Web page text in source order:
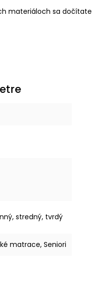
materiáloch sa dočítate
stredný, tvrdý
matrace, Seniori